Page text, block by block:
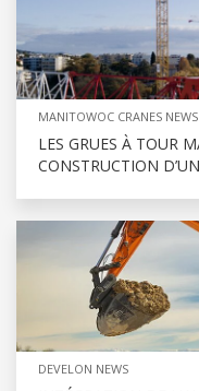
MANITOWOC CRANES NEWS
LES GRUES À TOUR
CONSTRUCTION
DEVELON NEWS